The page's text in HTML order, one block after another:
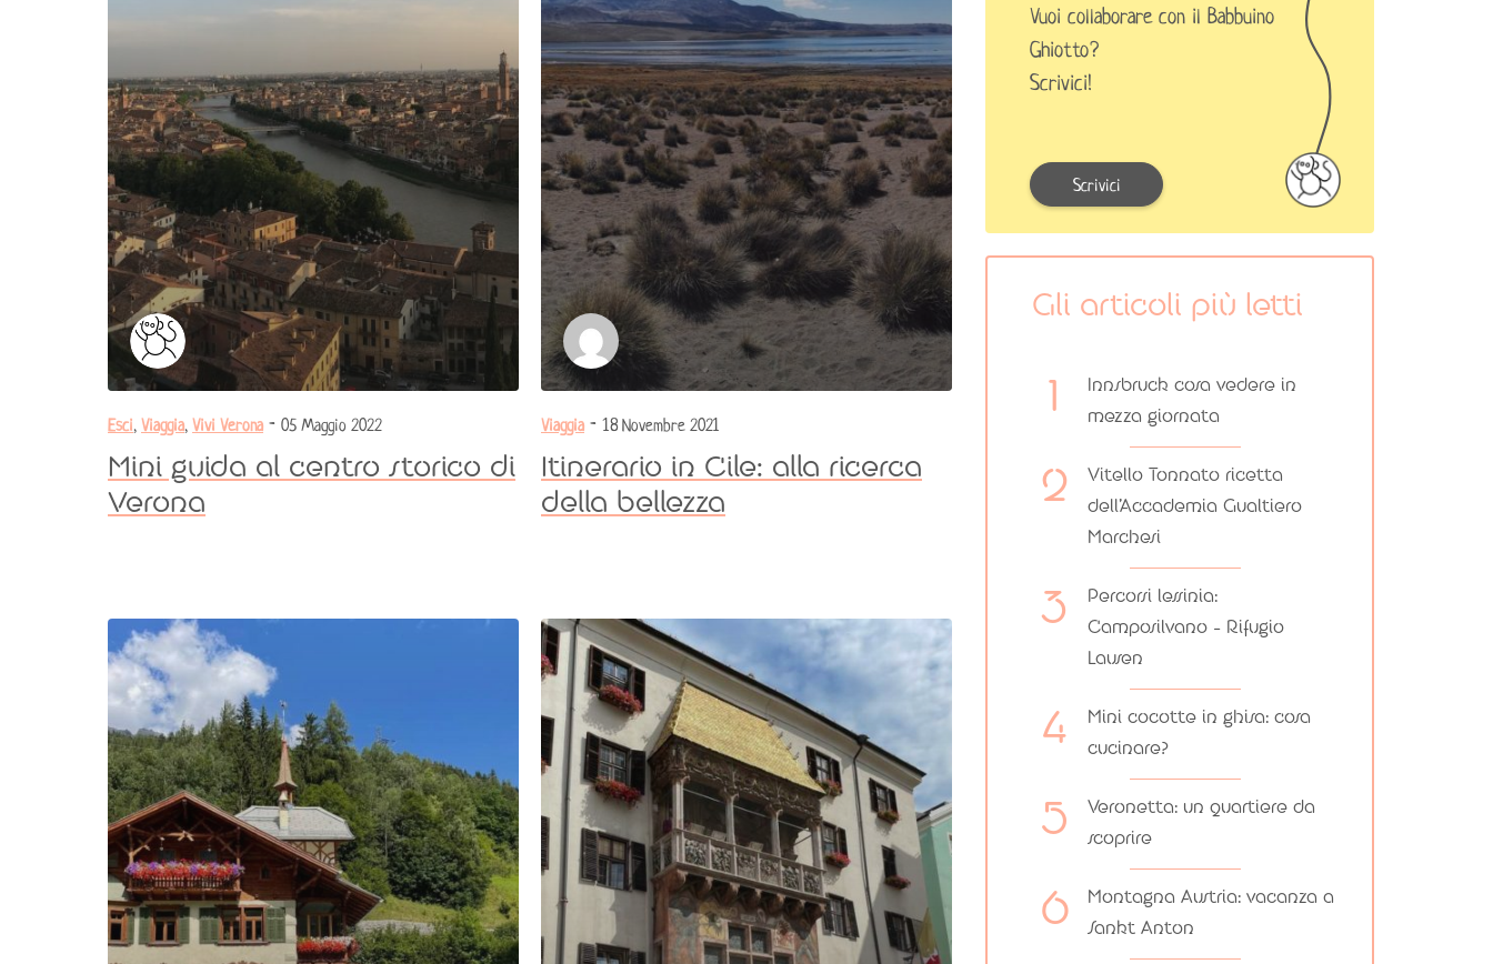
Esci, Viaggia, Vivi Verona - 05 Maggio 2022
Mini guida al centro storico di
Verona
Viaggia - 18 Novembre 2021
Itinerario in Cile: alla ricerca
della bellezza
Vuoi collaborare con il Babbuino
Ghiotto?
Scrivici!
Scrivici
Gli articoli più letti
Innsbruck cosa vedere in
mezza giornata
Vitello Tonnato ricetta
dell’Accademia Gualtiero
Marchesi
Percorsi lessinia:
Camposilvano – Rifugio
Lausen
Mini cocotte in ghisa: cosa
cucinare?
Veronetta: un quartiere da
scoprire
Montagna Austria: vacanza a
Sankt Anton